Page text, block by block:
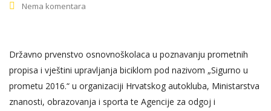
Nema komentara
Državno prvenstvo osnovnoškolaca u poznavanju prometnih
propisa i vještini upravljanja biciklom pod nazivom „Sigurno u
prometu 2016.“ u organizaciji Hrvatskog autokluba, Ministarstva
znanosti, obrazovanja i sporta te Agencije za odgoj i